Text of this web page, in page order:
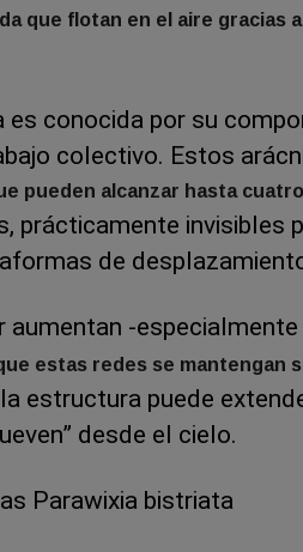
que flotan en el aire gracias
es conocida por su
colectivo. Estos
pueden alcanzar hasta
prácticamente invisibles
de
aumentan -especialmente
estas redes se mantengan
estructura puede
desde el cielo.
Parawixia bistriata